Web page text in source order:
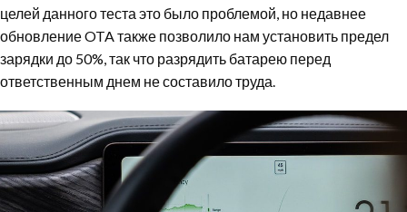
целей данного теста это было проблемой, но недавнее
обновление OTA также позволило нам установить предел
зарядки до 50%, так что разрядить батарею перед
ответственным днем не составило труда.